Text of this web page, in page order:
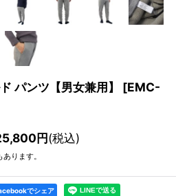
パンツ【男女兼用】 [EMC-
円(税込)
ります。
でシェア